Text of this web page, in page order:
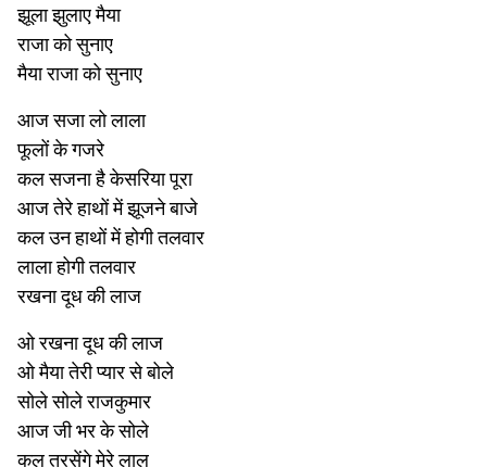
झूला झुलाए मैया
राजा को सुनाए
मैया राजा को सुनाए
आज सजा लो लाला
फूलों के गजरे
कल सजना है केसरिया पूरा
आज तेरे हाथों में झूजने बाजे
कल उन हाथों में होगी तलवार
लाला होगी तलवार
रखना दूध की लाज
ओ रखना दूध की लाज
ओ मैया तेरी प्यार से बोले
सोले सोले राजकुमार
आज जी भर के सोले
कल तरसेंगे मेरे लाल